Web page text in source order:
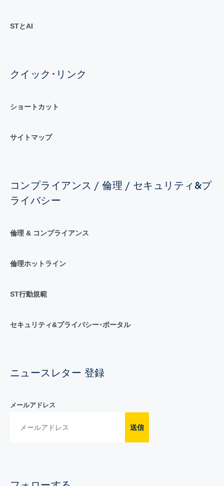
STとAI
クイック･リンク
ショートカット
サイトマップ
コンプライアンス / 倫理 / セキュリティ&プ
ライバシー
倫理 & コンプライアンス
倫理ホットライン
ST行動規範
セキュリティ&プライバシー･ポータル
ニュースレター 登録
メールアドレス
送信